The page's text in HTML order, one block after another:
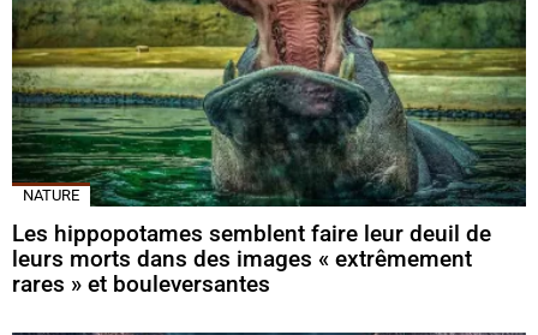
NATURE
Les hippopotames semblent faire leur deuil de
leurs morts dans des images « extrêmement
rares » et bouleversantes